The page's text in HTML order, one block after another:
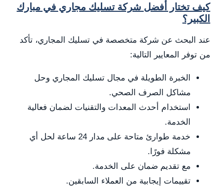
كيف تختار أفضل شركة تسليك مجاري في مبارك
الكبير؟
عند البحث عن شركة متخصصة في تسليك المجاري، تأكد
من توفر المعايير التالية:
الخبرة الطويلة في مجال تسليك المجاري وحل
مشاكل الصرف الصحي.
استخدام أحدث المعدات والتقنيات لضمان فعالية
الخدمة.
خدمة طوارئ متاحة على مدار 24 ساعة لحل أي
مشكلة فورًا.
مع تقديم ضمان على الخدمة.
تقييمات إيجابية من العملاء السابقين.